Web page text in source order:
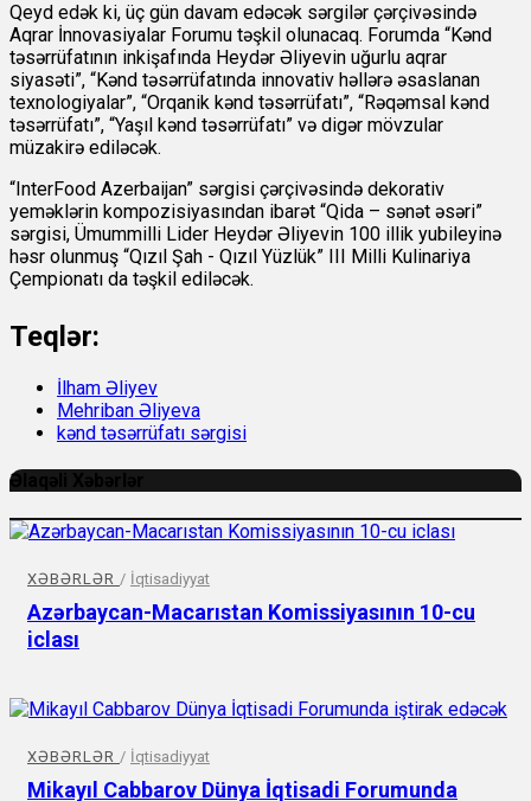
Qeyd edək ki, üç gün davam edəcək sərgilər çərçivəsində
Aqrar İnnovasiyalar Forumu təşkil olunacaq. Forumda “Kənd
təsərrüfatının inkişafında Heydər Əliyevin uğurlu aqrar
siyasəti”, “Kənd təsərrüfatında innovativ həllərə əsaslanan
texnologiyalar”, “Orqanik kənd təsərrüfatı”, “Rəqəmsal kənd
təsərrüfatı”, “Yaşıl kənd təsərrüfatı” və digər mövzular
müzakirə ediləcək.
“InterFood Azerbaijan” sərgisi çərçivəsində dekorativ
yeməklərin kompozisiyasından ibarət “Qida – sənət əsəri”
sərgisi, Ümummilli Lider Heydər Əliyevin 100 illik yubileyinə
həsr olunmuş “Qızıl Şah - Qızıl Yüzlük” III Milli Kulinariya
Çempionatı da təşkil ediləcək.
Teqlər:
İlham Əliyev
Mehriban Əliyeva
kənd təsərrüfatı sərgisi
Əlaqəli Xəbərlər
XƏBƏRLƏR / İqtisadiyyat
Azərbaycan-Macarıstan Komissiyasının 10-cu
iclası
XƏBƏRLƏR / İqtisadiyyat
Mikayıl Cabbarov Dünya İqtisadi Forumunda